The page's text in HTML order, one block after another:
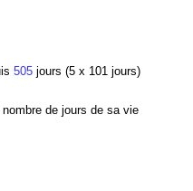
505jours (5 x 101 jours)
de jours de sa vie